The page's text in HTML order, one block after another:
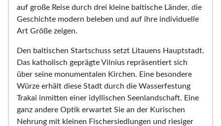
auf große Reise durch drei kleine baltische Länder, die
Geschichte modern beleben und auf ihre individuelle
Art Größe zeigen.
Den baltischen Startschuss setzt Litauens Hauptstadt.
Das katholisch geprägte Vilnius repräsentiert sich
über seine monumentalen Kirchen. Eine besondere
Würze erhält diese Stadt durch die Wasserfestung
Trakai inmitten einer idyllischen Seenlandschaft. Eine
ganz andere Optik erwartet Sie an der Kurischen
Nehrung mit kleinen Fischersiedlungen und riesiger